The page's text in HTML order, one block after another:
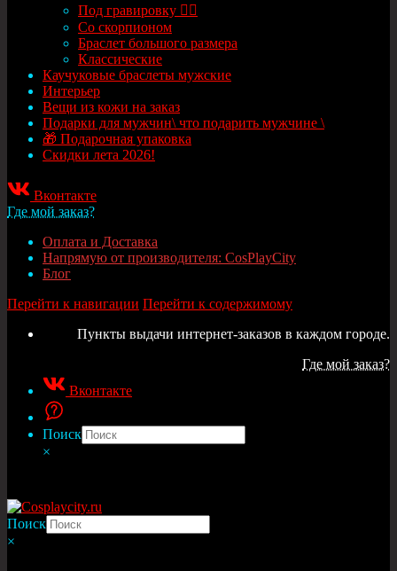
Под гравировку ✍🏻
Со скорпионом
Браслет большого размера
Классические
Каучуковые браслеты мужские
Интерьер
Вещи из кожи на заказ
Подарки для мужчин\ что подарить мужчине \
🎁 Подарочная упаковка
Скидки лета 2026!
Вконтакте
Где мой заказ?
Оплата и Доставка
Напрямую от производителя: CosPlayCity
Блог
Перейти к навигации Перейти к содержимому
Пункты выдачи интернет-заказов в каждом городе.
Где мой заказ?
Вконтакте
Поиск
×
Поиск
×